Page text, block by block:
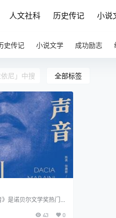
人文社科 历史传记 小说
史传记 小说文学 成功励志
全部标签
是诺贝尔文学奖热门
部聚焦性别暴力的小说
43 0